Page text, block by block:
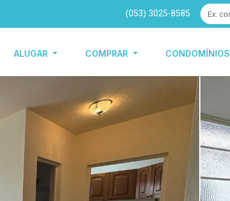
(053) 3025-8585
ALUGAR COMPRAR CONDOMÍNIOS